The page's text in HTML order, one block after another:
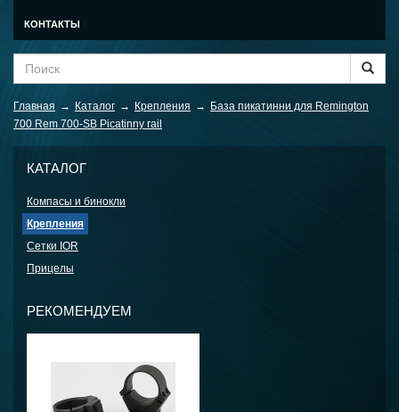
КОНТАКТЫ
Главная → Каталог → Крепления →
База пикатинни для Remington
700 Rem 700-SB Picatinny rail
КАТАЛОГ
Компасы и бинокли
Крепления
Сетки IOR
Прицелы
РЕКОМЕНДУЕМ